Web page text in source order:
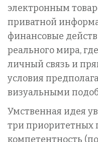
электронным
приватной
финансовые
реального мира,
личный связь и
условия
визуальными
Умственная идея
три приоритетных
компетентность